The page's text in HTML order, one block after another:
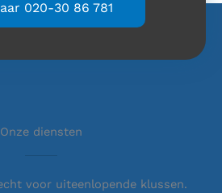
020-30 86 781
Onze diensten
voor uiteenlopende klussen.